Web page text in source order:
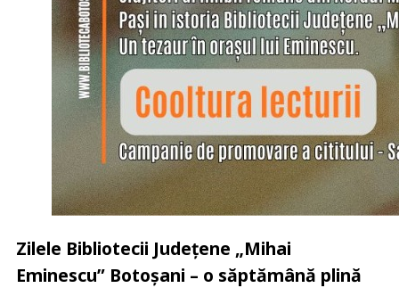
Zilele Bibliotecii Județene „Mihai
Eminescu” Botoșani – o săptămână plină